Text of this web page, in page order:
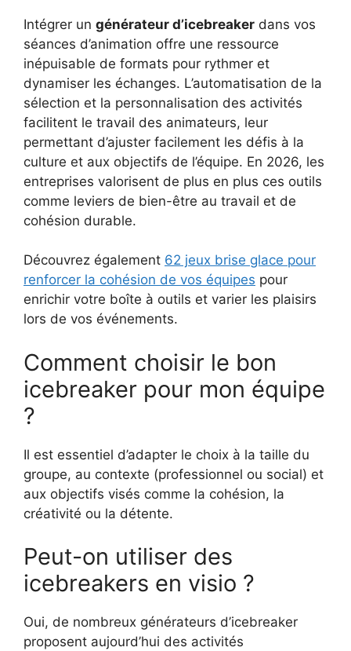
Intégrer un générateur d’icebreaker dans vos
séances d’animation offre une ressource
inépuisable de formats pour rythmer et
dynamiser les échanges. L’automatisation de la
sélection et la personnalisation des activités
facilitent le travail des animateurs, leur
permettant d’ajuster facilement les défis à la
culture et aux objectifs de l’équipe. En 2026, les
entreprises valorisent de plus en plus ces outils
comme leviers de bien-être au travail et de
cohésion durable.
Découvrez également 62 jeux brise glace pour
renforcer la cohésion de vos équipes pour
enrichir votre boîte à outils et varier les plaisirs
lors de vos événements.
Comment choisir le bon
icebreaker pour mon équipe
?
Il est essentiel d’adapter le choix à la taille du
groupe, au contexte (professionnel ou social) et
aux objectifs visés comme la cohésion, la
créativité ou la détente.
Peut-on utiliser des
icebreakers en visio ?
Oui, de nombreux générateurs d’icebreaker
proposent aujourd’hui des activités